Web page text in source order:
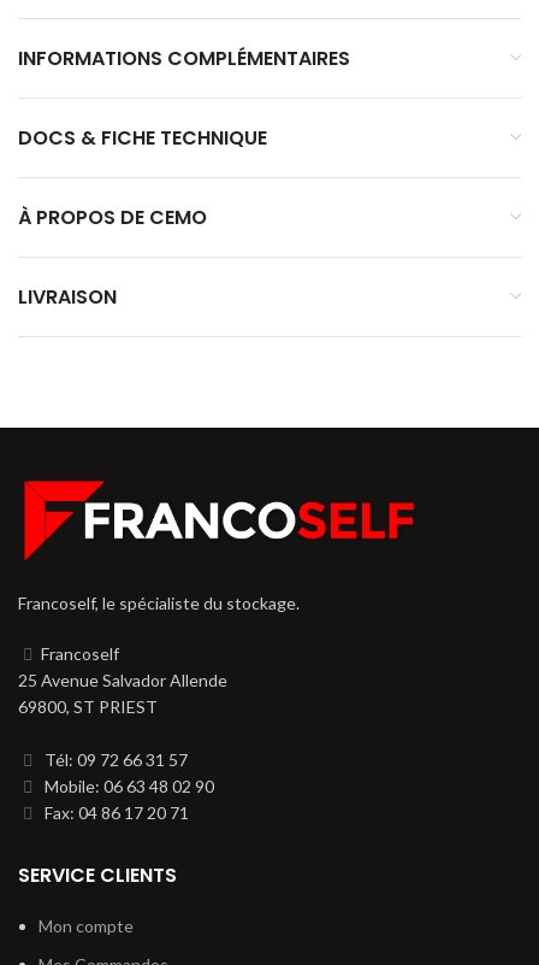
INFORMATIONS COMPLÉMENTAIRES
DOCS & FICHE TECHNIQUE
À PROPOS DE CEMO
LIVRAISON
Francoself, le spécialiste du stockage.
Francoself
25 Avenue Salvador Allende
69800, ST PRIEST
Tél: 09 72 66 31 57
Mobile: 06 63 48 02 90
Fax: 04 86 17 20 71
SERVICE CLIENTS
Mon compte